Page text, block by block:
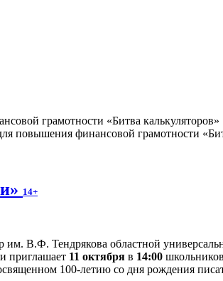
повышения финансовой грамотности
14+
В.Ф. Тендрякова областной
приглашает 11 октября в 14:00
100-летию со дня рождения